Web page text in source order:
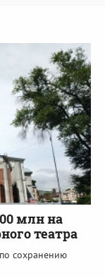
млн на
театра
сохранению